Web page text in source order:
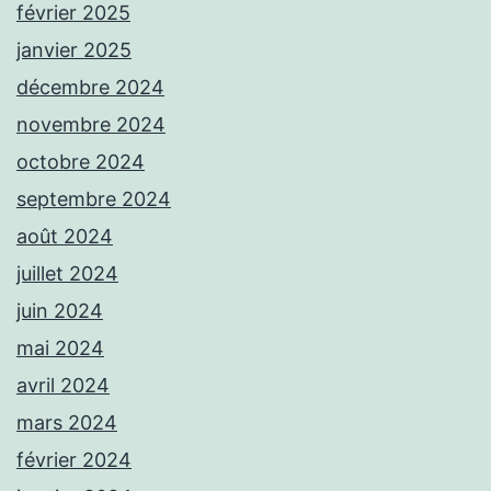
février 2025
janvier 2025
décembre 2024
novembre 2024
octobre 2024
septembre 2024
août 2024
juillet 2024
juin 2024
mai 2024
avril 2024
mars 2024
février 2024